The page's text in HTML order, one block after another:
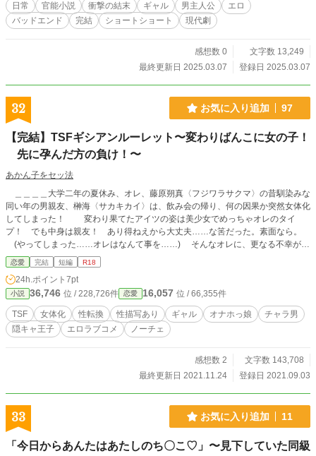
日常 官能小説 衝撃の結末 ギャル 男主人公
エロ
バッドエンド
完結 ショートショート 現代劇
感想数 0
文字数 13,249
最終更新日 2025.03.07
登録日 2025.03.07
32 お気に入り追加 97
【完結】TSFギシアンルーレット〜変わりばんこに女の子！
先に孕んだ方の負け！〜
あかん子をセッ法
＿＿＿＿大学二年の夏休み、オレ、藤原朔真〈フジワラサクマ〉の昔馴染みな
同い年の男親友、榊海〈サカキカイ〉は、飲み会の帰り、何の因果か突然女体化
してしまった！ 変わり果てたアイツの姿は美少女でめっちゃオレのタイ
プ！ でも中身は親友！ あり得ねえから大丈夫……な筈だった。素面なら。
(やってしまった……オレはなんて事を……) そんなオレに、更なる不幸が襲
い掛かる！ 何と！ 起きたらアイツは戻って！ 今度はオレが女になっていた
のだ……！ 「昨日は、よくもやってくれたな……？」 そして始まる頭空
っぽ報復ックスの連鎖！ ギャルピッチになるヤリチンチャラ男とオナホ系美少
女になるオタクの王子様が代わりばんこに男に女に変わって変わってくんず外れ
ずいっちゃいちゃ！ 後の事？ そんなの知らねえち○ぽで勝ちゃいいんだよ！
なクソアホクレイジー女体化エロラブコメディー開幕！
恋愛 完結 短編 R18
24h.ポイント 7pt
小説 36,746 位 / 228,726件 恋愛 16,057 位 / 66,355件
TSF 女体化 性転換 性描写あり ギャル オナホっ娘
チャラ男
隠キャ王子
エロラブコメ ノーチェ
感想数 2
文字数 143,708
最終更新日 2021.11.24
登録日 2021.09.03
33 お気に入り追加 11
「今日からあんたはあたしのち〇こ♡」〜見下していた同級